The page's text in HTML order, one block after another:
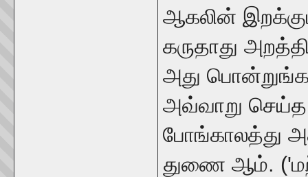
ஆகலின்
கருதாது
அது
அவ்வாறு செய்த
போங்காலத்து
துணை ஆம்.